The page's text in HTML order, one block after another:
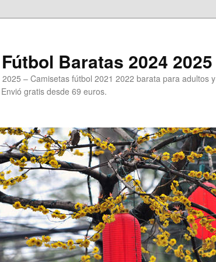
Baratas 2024 2025
– Camisetas fútbol 2021 2022 barata para adultos y
gratis desde 69 euros.